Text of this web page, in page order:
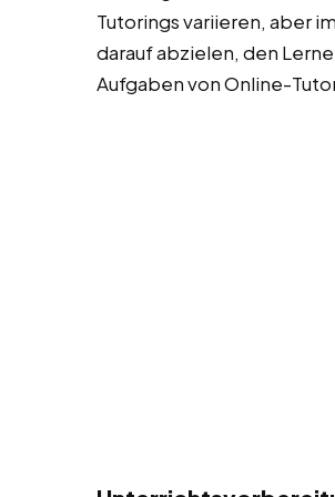
Tutorings variieren, aber
darauf abzielen, den
Aufgaben von Online-